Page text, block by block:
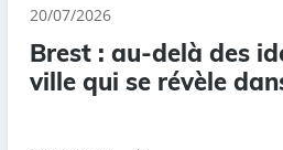
20/07/2026
Brest : au-delà des
ville qui se révèle